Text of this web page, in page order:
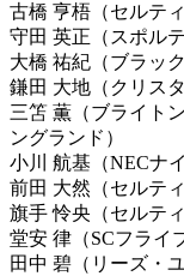
古橋 亨梧（セルテ
守田 英正（スポル
大橋 祐紀（ブラッ
鎌田 大地（クリス
三笘 薫（ブライト
ングランド）
小川 航基（NECナ
前田 大然（セルテ
旗手 怜央（セルテ
堂安 律（SCフライ
田中 碧（リーズ・